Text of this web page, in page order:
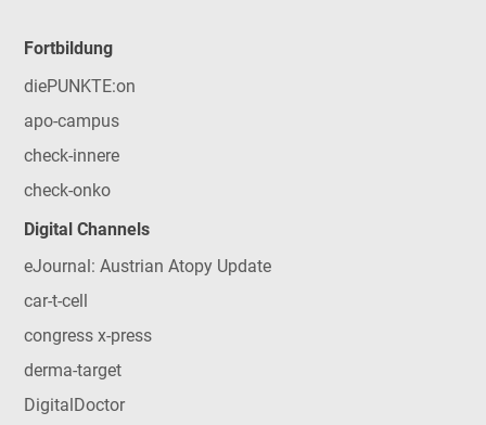
Fortbildung
diePUNKTE:on
apo-campus
check-innere
check-onko
Digital Channels
eJournal: Austrian Atopy Update
car-t-cell
congress x-press
derma-target
DigitalDoctor